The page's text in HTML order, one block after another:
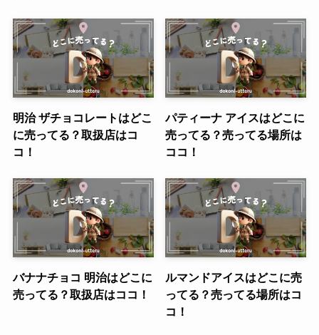
明治 ザチョコレートはどこ
に売ってる？取扱店はコ
コ！
パティーナ アイスはどこに
売ってる？売ってる場所は
ココ！
バナナチョコ 明治はどこに
売ってる？取扱店はココ！
ルマンドアイスはどこに売
ってる？売ってる場所はコ
コ！